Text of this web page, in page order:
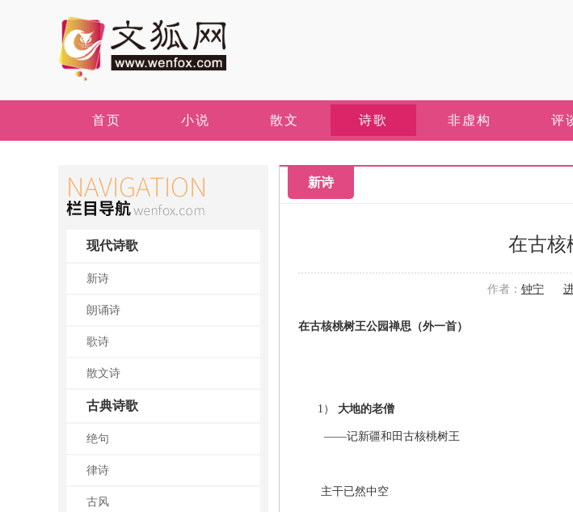
首页 小说 散文 诗歌 非虚构 评
现代诗歌
新诗
朗诵诗
歌诗
散文诗
古典诗歌
绝句
律诗
古风
新诗
在古核
作者： 钟宁
在古核桃树王公园禅思（外一首）
1） 大地的老僧
——记新疆和田古核桃树王
主干已然中空